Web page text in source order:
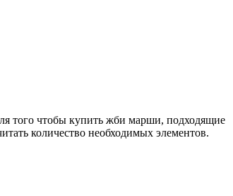
того чтобы купить жби марши, подходящие
количество необходимых элементов.